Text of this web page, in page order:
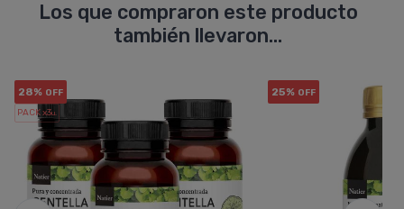
Los que compraron este producto
también llevaron...
28% OFF
PACK x3u.
25% OFF